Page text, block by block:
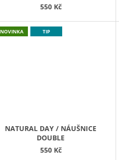
550 Kč
NOVINKA TIP
NATURAL DAY / NÁUŠNICE
DOUBLE
550 Kč